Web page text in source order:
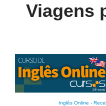
Viagens
Inglês Online -